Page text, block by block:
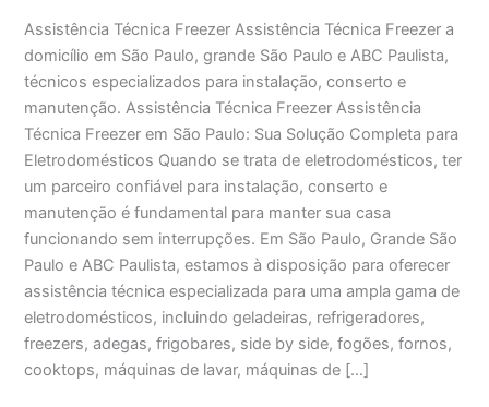
Assistência Técnica Freezer Assistência Técnica Freezer a
domicílio em São Paulo, grande São Paulo e ABC Paulista,
técnicos especializados para instalação, conserto e
manutenção. Assistência Técnica Freezer Assistência
Técnica Freezer em São Paulo: Sua Solução Completa para
Eletrodomésticos Quando se trata de eletrodomésticos, ter
um parceiro confiável para instalação, conserto e
manutenção é fundamental para manter sua casa
funcionando sem interrupções. Em São Paulo, Grande São
Paulo e ABC Paulista, estamos à disposição para oferecer
assistência técnica especializada para uma ampla gama de
eletrodomésticos, incluindo geladeiras, refrigeradores,
freezers, adegas, frigobares, side by side, fogões, fornos,
cooktops, máquinas de lavar, máquinas de […]